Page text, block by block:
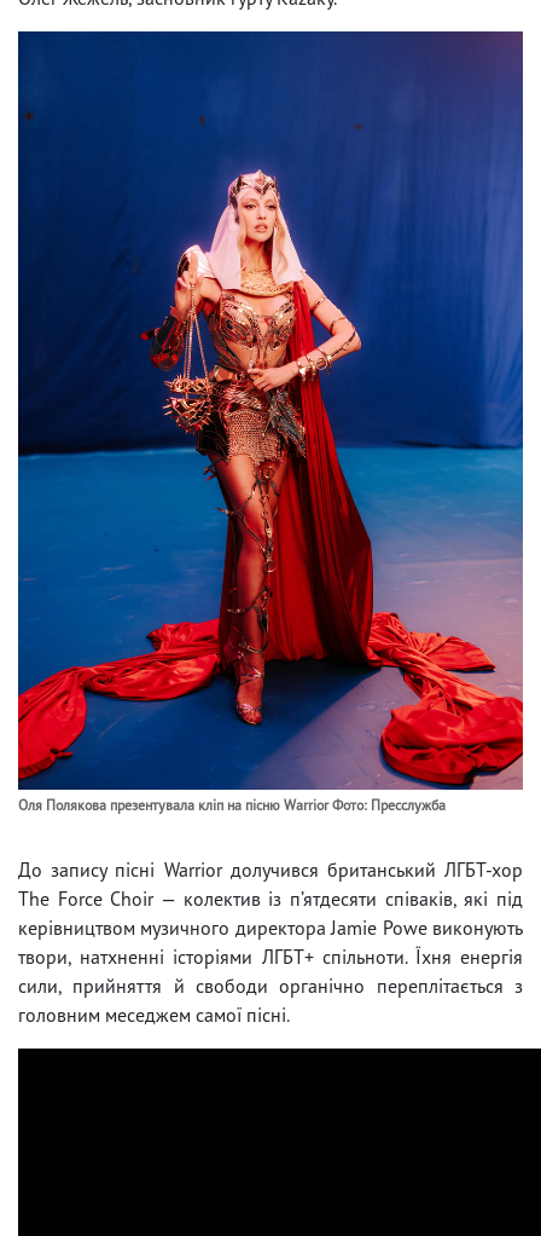
Оля Полякова презентувала кліп на пісню Warrior Фото: Пресслужба
До запису пісні Warrior долучився британський ЛГБТ-хор
The Force Choir — колектив із п’ятдесяти співаків, які під
керівництвом музичного директора Jamie Powe виконують
твори, натхненні історіями ЛГБТ+ спільноти. Їхня енергія
сили, прийняття й свободи органічно переплітається з
головним меседжем самої пісні.